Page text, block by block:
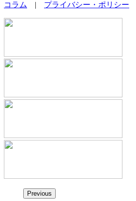
コラム | プライバシー・ポリシー
Previous